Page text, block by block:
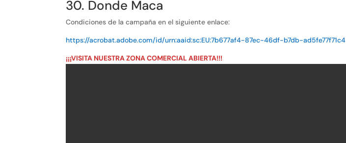
30. Donde Maca
Condiciones de la campaña en el siguiente enlace:
https://acrobat.adobe.com/id/urn:aaid:sc:EU:7b677af4-87ec-46df-b7db-ad5fe77f71c4
¡¡¡VISITA NUESTRA ZONA COMERCIAL ABIERTA!!!